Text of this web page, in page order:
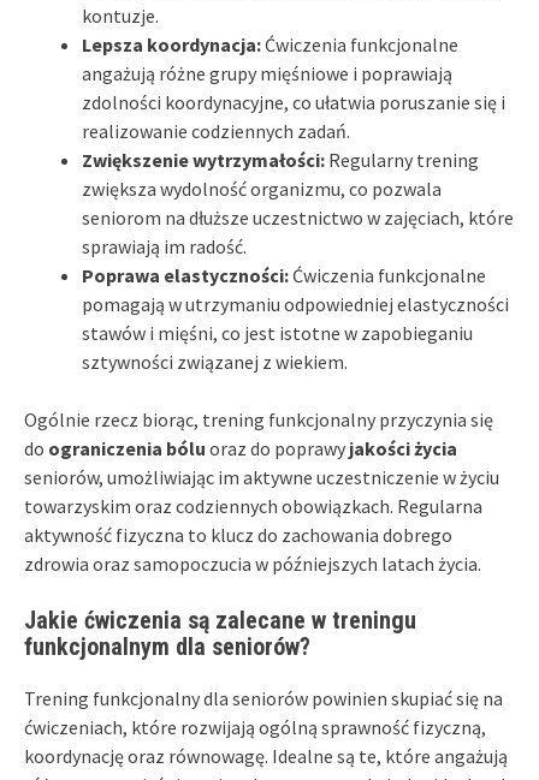
kontuzje.
Lepsza koordynacja:Ćwiczenia funkcjonalne
angażują różne grupy mięśniowe i poprawiają
zdolności koordynacyjne, co ułatwia poruszanie się i
realizowanie codziennych zadań.
Zwiększenie wytrzymałości: Regularny trening
zwiększa wydolność organizmu, co pozwala
seniorom na dłuższe uczestnictwo w zajęciach, które
sprawiają im radość.
Poprawa elastyczności:Ćwiczenia funkcjonalne
pomagają w utrzymaniu odpowiedniej elastyczności
stawów i mięśni, co jest istotne w zapobieganiu
sztywności związanej z wiekiem.
Ogólnie rzecz biorąc, trening funkcjonalny przyczynia się
do ograniczenia bólu oraz do poprawy jakości życia
seniorów, umożliwiając im aktywne uczestniczenie w życiu
towarzyskim oraz codziennych obowiązkach. Regularna
aktywność fizyczna to klucz do zachowania dobrego
zdrowia oraz samopoczucia w późniejszych latach życia.
Jakie ćwiczenia są zalecane w treningu
funkcjonalnym dla seniorów?
Trening funkcjonalny dla seniorów powinien skupiać się na
ćwiczeniach, które rozwijają ogólną sprawność fizyczną,
koordynację oraz równowagę. Idealne są te, które angażują